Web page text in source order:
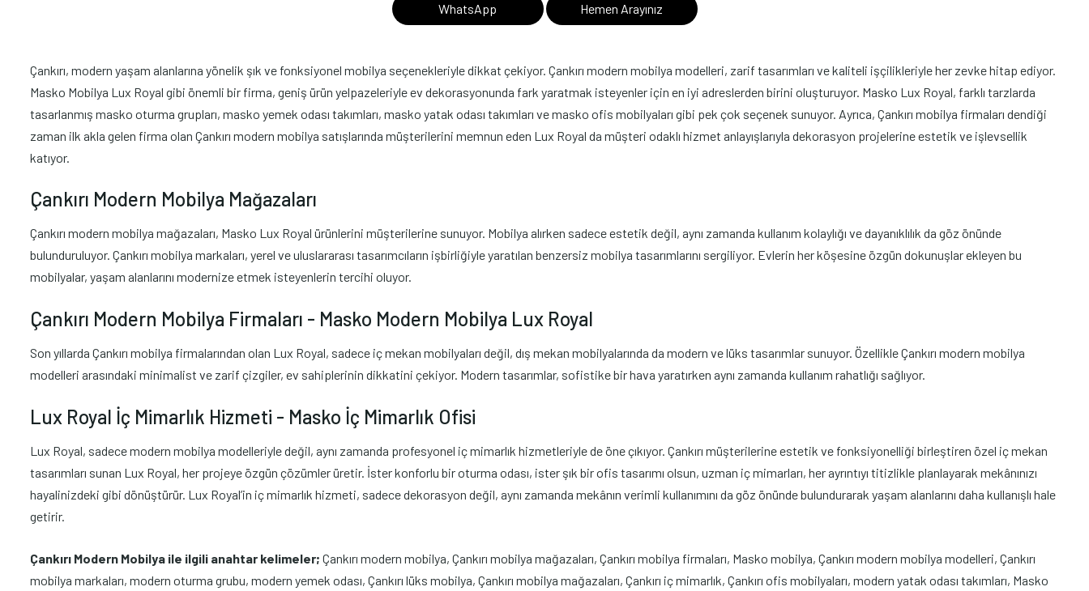
WhatsApp Hemen Arayınız
Çankırı, modern yaşam alanlarına yönelik şık ve fonksiyonel mobilya seçenekleriyle dikkat çekiyor. Çankırı modern mobilya modelleri, zarif tasarımları ve kaliteli işçilikleriyle her zevke hitap ediyor.
Masko Mobilya Lux Royal gibi önemli bir firma, geniş ürün yelpazeleriyle ev dekorasyonunda fark yaratmak isteyenler için en iyi adreslerden birini oluşturuyor. Masko Lux Royal, farklı tarzlarda
tasarlanmış masko oturma grupları, masko yemek odası takımları, masko yatak odası takımları ve masko ofis mobilyaları gibi pek çok seçenek sunuyor. Ayrıca, Çankırı mobilya firmaları dendiği
zaman ilk akla gelen firma olan Çankırı modern mobilya satışlarında müşterilerini memnun eden Lux Royal da müşteri odaklı hizmet anlayışlarıyla dekorasyon projelerine estetik ve işlevsellik
katıyor.
Çankırı Modern Mobilya Mağazaları
Çankırı modern mobilya mağazaları, Masko Lux Royal ürünlerini müşterilerine sunuyor. Mobilya alırken sadece estetik değil, aynı zamanda kullanım kolaylığı ve dayanıklılık da göz önünde
bulunduruluyor. Çankırı mobilya markaları, yerel ve uluslararası tasarımcıların işbirliğiyle yaratılan benzersiz mobilya tasarımlarını sergiliyor. Evlerin her köşesine özgün dokunuşlar ekleyen bu
mobilyalar, yaşam alanlarını modernize etmek isteyenlerin tercihi oluyor.
Çankırı Modern Mobilya Firmaları - Masko Modern Mobilya Lux Royal
Son yıllarda Çankırı mobilya firmalarından olan Lux Royal, sadece iç mekan mobilyaları değil, dış mekan mobilyalarında da modern ve lüks tasarımlar sunuyor. Özellikle Çankırı modern mobilya
modelleri arasındaki minimalist ve zarif çizgiler, ev sahiplerinin dikkatini çekiyor. Modern tasarımlar, sofistike bir hava yaratırken aynı zamanda kullanım rahatlığı sağlıyor.
Lux Royal İç Mimarlık Hizmeti - Masko İç Mimarlık Ofisi
Lux Royal, sadece modern mobilya modelleriyle değil, aynı zamanda profesyonel iç mimarlık hizmetleriyle de öne çıkıyor. Çankırı müşterilerine estetik ve fonksiyonelliği birleştiren özel iç mekan
tasarımları sunan Lux Royal, her projeye özgün çözümler üretir. İster konforlu bir oturma odası, ister şık bir ofis tasarımı olsun, uzman iç mimarları, her ayrıntıyı titizlikle planlayarak mekânınızı
hayalinizdeki gibi dönüştürür. Lux Royal’in iç mimarlık hizmeti, sadece dekorasyon değil, aynı zamanda mekânın verimli kullanımını da göz önünde bulundurarak yaşam alanlarını daha kullanışlı hale
getirir.
Çankırı Modern Mobilya ile ilgili anahtar kelimeler; Çankırı modern mobilya, Çankırı mobilya mağazaları, Çankırı mobilya firmaları, Masko mobilya, Çankırı modern mobilya modelleri, Çankırı
mobilya markaları, modern oturma grubu, modern yemek odası, Çankırı lüks mobilya, Çankırı mobilya mağazaları, Çankırı iç mimarlık, Çankırı ofis mobilyaları, modern yatak odası takımları, Masko